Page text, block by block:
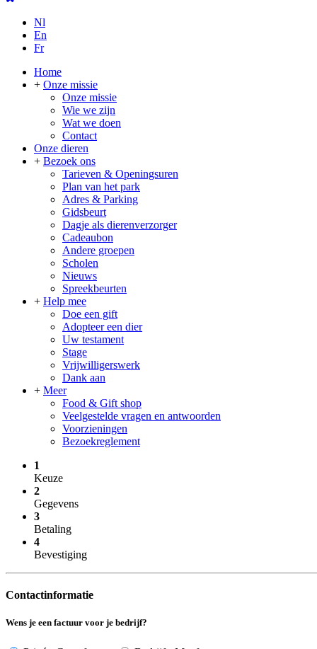
Nl
En
Fr
Home
+ Onze missie
Onze missie
Wie we zijn
Wat we doen
Contact
Onze dieren
+ Bezoek ons
Tarieven & Openingsuren
Plan van het park
Adres & Parking
Gidsbeurt
Dagje als dierenverzorger
Cadeaubon
Andere groepen
Scholen
Nieuws
Spreekbeurten
+ Help mee
Doe een gift
Adopteer een dier
Uw testament
Stage
Vrijwilligerswerk
Dank aan
+ Meer
Food & Gift shop
Veelgestelde vragen en antwoorden
Voorzieningen
Bezoekreglement
1
Keuze
2
Gegevens
3
Betaling
4
Bevestiging
Contactinformatie
Wens je een factuur voor je bedrijf?